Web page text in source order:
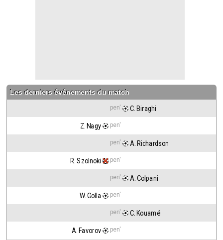
Les derniers événements du match
pen' C. Biraghi
Z. Nagy pen'
pen' A. Richardson
R. Szolnoki pen'
pen' A. Colpani
W. Golla pen'
pen' C. Kouamé
A. Favorov pen'